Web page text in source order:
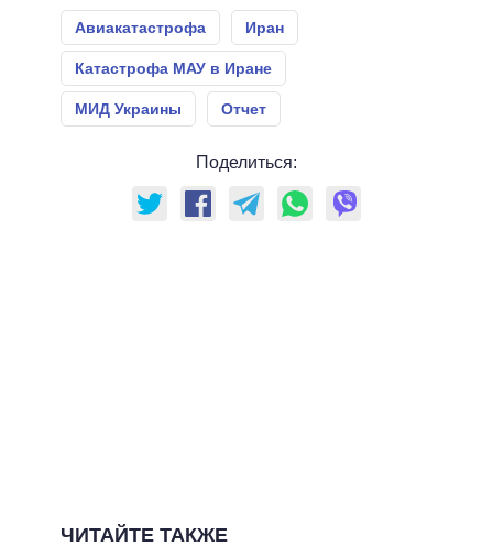
Авиакатастрофа Иран
Катастрофа МАУ в Иране
МИД Украины Отчет
Поделиться:
ЧИТАЙТЕ ТАКЖЕ